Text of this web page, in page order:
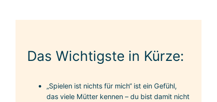
Das Wichtigste in Kürze:
„Spielen ist nichts für mich“ ist ein Gefühl,
das viele Mütter kennen – du bist damit nicht